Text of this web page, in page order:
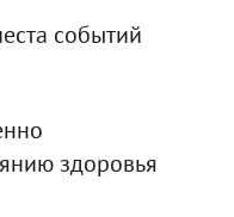
событий
здоровья